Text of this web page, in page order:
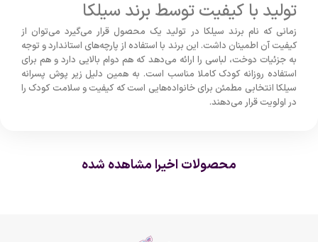
تولید با کیفیت توسط برند سیلکا
زمانی که نام برند سیلکا در تولید یک محصول قرار می‌گیرد می‌توان از
کیفیت آن اطمینان داشت. این برند با استفاده از پارچه‌های استاندارد و توجه
به جزئیات دوخت، لباسی را ارائه می‌دهد که هم دوام بالایی دارد و هم برای
استفاده روزانه کودک کاملا مناسب است. به همین دلیل زیر پوش پسرانه
سیلکا انتخابی مطمئن برای خانواده‌هایی است که کیفیت و سلامت کودک را
در اولویت قرار می‌دهند.
محصولات اخیرا مشاهده شده